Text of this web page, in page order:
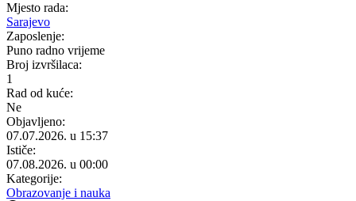
Mjesto rada:
Sarajevo
Zaposlenje:
Puno radno vrijeme
Broj izvršilaca:
1
Rad od kuće:
Ne
Objavljeno:
07.07.2026. u 15:37
Ističe:
07.08.2026. u 00:00
Kategorije:
Obrazovanje i nauka